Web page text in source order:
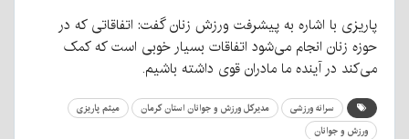
پاریزی با اشاره به پیشرفت ورزش زنان گفت: اتفاقاتی که در
حوزه زنان انجام می‌شود اتفاقات بسیار خوبی است که کمک
می‌کند در آینده ما مادران قوی داشته باشیم.
سرانه ورزشی مدیرکل ورزش و جوانان استان کرمان
میثم پاریزی
ورزش و جوانان